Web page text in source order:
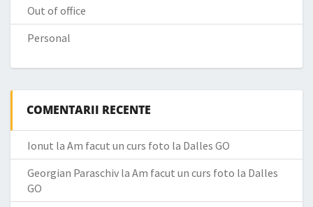
Out of office
Personal
COMENTARII RECENTE
Ionut la Am facut un curs foto la Dalles GO
Georgian Paraschiv la Am facut un curs foto la Dalles
GO